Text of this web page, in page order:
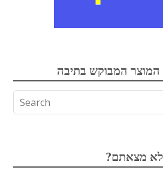
אופטיקהובקרת תנועהסיבים אופטיים
מקורות אור
מוליכי אור
לדים
ומצלמות
גלאים וחיישנים
אופטיים
ומוצרי בטיחות לייזר
גבישים
אלקטרוניקה
מיגון קרינה
עדשותלרפואה
טרה-הרץ
מוצרי קוורץ
זכוכיות וציפויים
מוצרים אחרים
המוצר המבוקש בתיבה
?לא מצאתם